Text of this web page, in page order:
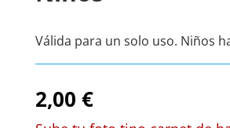
Válida para un solo uso. Niños
2,00 €